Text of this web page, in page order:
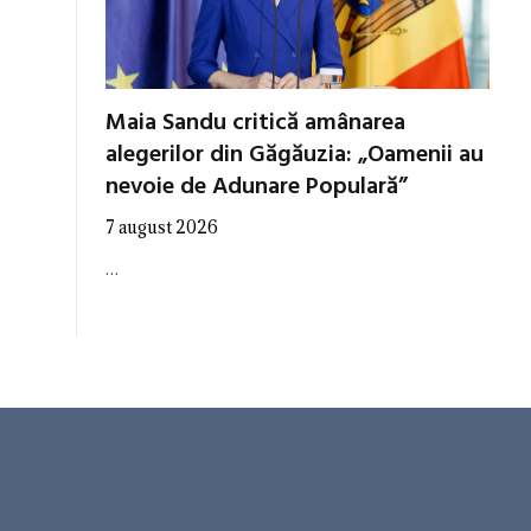
Maia Sandu critică amânarea
alegerilor din Găgăuzia: „Oamenii au
nevoie de Adunare Populară”
7 august 2026
…